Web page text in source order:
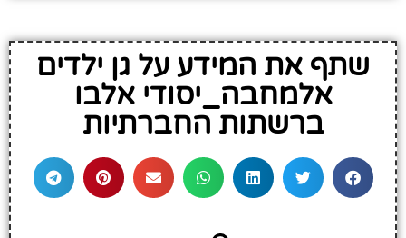
שתף את המידע על גן ילדים
אלמחבה_יסודי אלבו
ברשתות החברתיות